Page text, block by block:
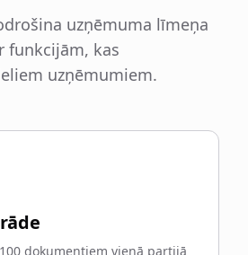
uzņēmuma līmeņa
funkcijām, kas
uzņēmumiem.
dokumentiem vienā partijā